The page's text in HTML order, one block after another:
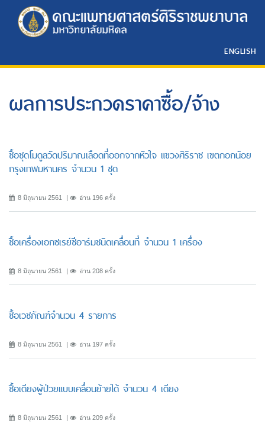
ENGLISH
ผลการประกวดราคาซื้อ/จ้าง
ซื้อชุดโมดูลวัดปริมาณเลือดที่ออกจากหัวใจ แขวงศิริราช เขตกอกน้อย
กรุงเทพมหานคร จำนวน 1 ชุด
8 มิถุนายน 2561 อ่าน 196 ครั้ง
ซื้อเครื่องเอกซเรย์ซีอาร์มชนิดเคลื่อนที่ จำนวน 1 เครื่อง
8 มิถุนายน 2561 อ่าน 208 ครั้ง
ซื้อเวชภัณฑ์จำนวน 4 รายการ
8 มิถุนายน 2561 อ่าน 197 ครั้ง
ซื้อเตียงผู้ป่วยแบบเคลื่อนย้ายได้ จำนวน 4 เตียง
8 มิถุนายน 2561 อ่าน 209 ครั้ง